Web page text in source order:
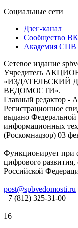
Социальные сети
Дзен-канал
Сообщество
Академия СПВ
Сетевое издание
Учредитель
«ИЗДАТЕЛЬСКИЙ
ВЕДОМОСТИ».
Главный редактор -
Регистрационное
выдано Федеральной
информационных
(Роскомнадзор) 03
Функционирует при
цифрового
Российской
post@spbvedomosti.ru
+7 (812) 325-31-00
16+